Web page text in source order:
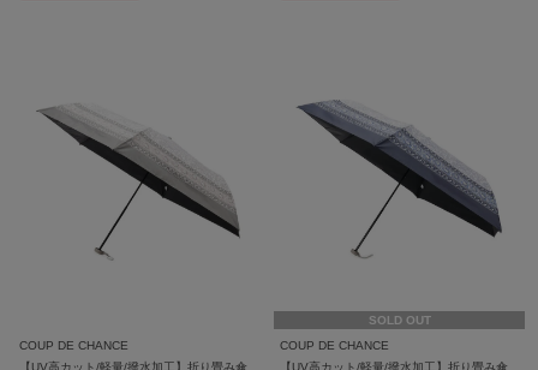
COUP DE CHANCE
【UV高カット/軽量/撥水加工】折り畳み傘
SOLD OUT
COUP DE CHANCE
【UV高カット/軽量/撥水加工】折り畳み傘